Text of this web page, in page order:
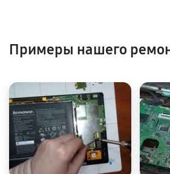
Примеры нашего